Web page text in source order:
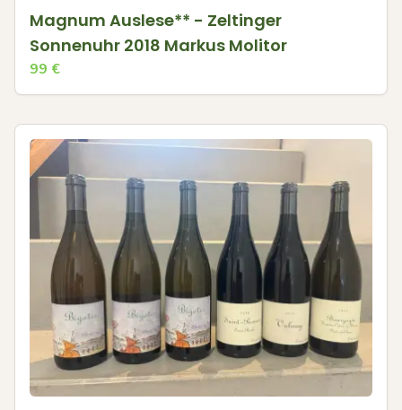
Magnum Auslese** - Zeltinger
Sonnenuhr 2018 Markus Molitor
99 €